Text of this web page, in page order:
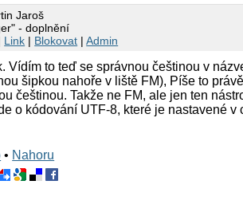
Jaroš
- doplnění
Link | Blokovat |Admin
Vídím to teď se správnou češtinou v
šipkou nahoře v liště FM), Píše to
češtinou. Takže ne FM, ale jen ten
o kódování UTF-8, které je nastavené v
• Nahoru